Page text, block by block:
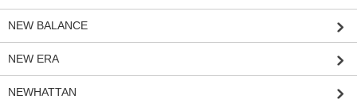
NEW BALANCE
NEW ERA
NEWHATTAN